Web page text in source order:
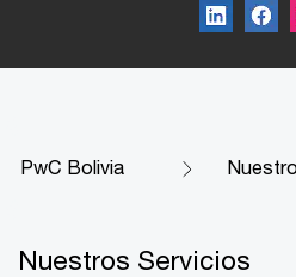
PwC Bolivia
Nuestros Servicios